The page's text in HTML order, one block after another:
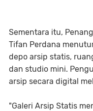
Sementara itu,
Tifan Perdana
depo arsip statis,
dan studio mini.
arsip secara digital
"Galeri Arsip Statis